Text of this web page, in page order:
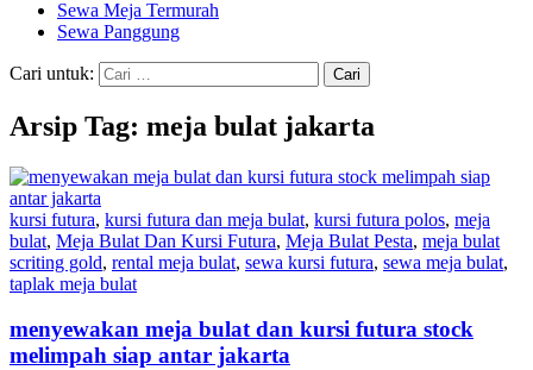
Sewa Meja Termurah
Sewa Panggung
Cari untuk:
Arsip Tag: meja bulat jakarta
kursi futura, kursi futura dan meja bulat, kursi futura polos, meja
bulat, Meja Bulat Dan Kursi Futura, Meja Bulat Pesta, meja bulat
scriting gold, rental meja bulat, sewa kursi futura, sewa meja bulat,
taplak meja bulat
menyewakan meja bulat dan kursi futura stock
melimpah siap antar jakarta